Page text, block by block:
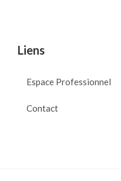
Liens
Espace Professionnel
Contact